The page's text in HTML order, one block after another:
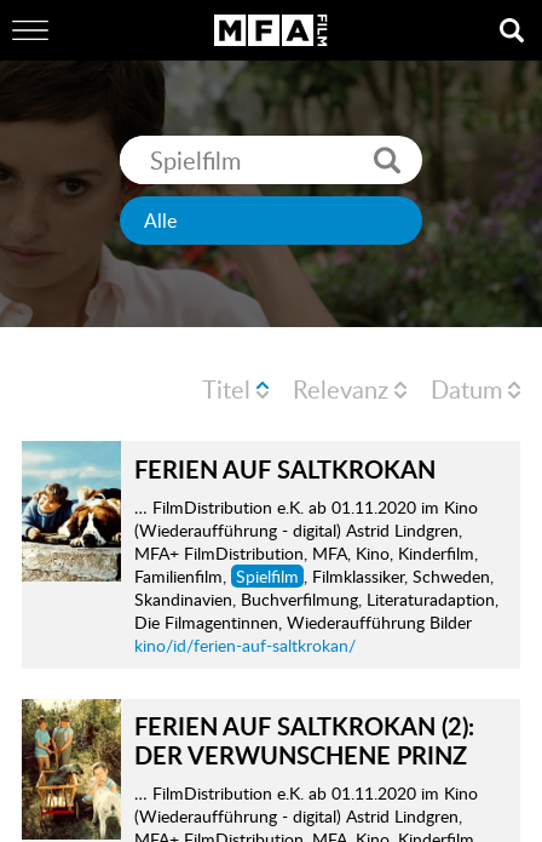
Titel Relevanz Datum
FERIEN AUF SALTKROKAN
… FilmDistribution e.K. ab 01.11.2020 im Kino
(Wiederaufführung - digital) Astrid Lindgren,
MFA+ FilmDistribution, MFA, Kino, Kinderfilm,
Familienfilm,
Spielfilm , Filmklassiker, Schweden,
Skandinavien, Buchverfilmung, Literaturadaption,
Die Filmagentinnen, Wiederaufführung Bilder
kino/id/ferien-auf-saltkrokan/
FERIEN AUF SALTKROKAN (2):
DER VERWUNSCHENE PRINZ
… FilmDistribution e.K. ab 01.11.2020 im Kino
(Wiederaufführung - digital) Astrid Lindgren,